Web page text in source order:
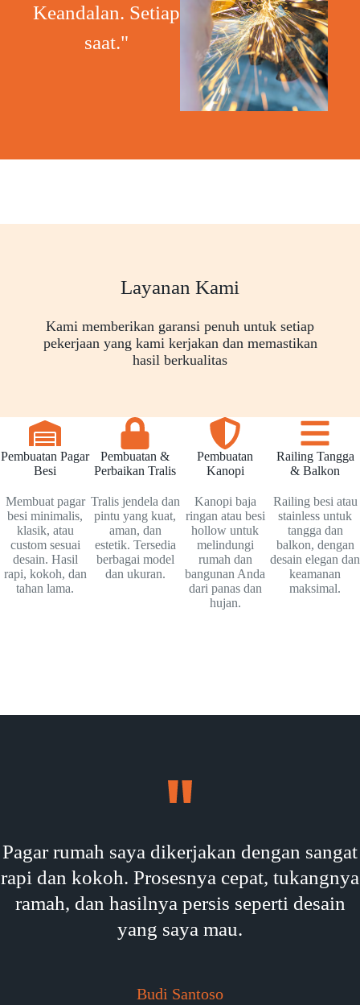
Keandalan. Setiap
saat."
Layanan Kami
Kami memberikan garansi penuh untuk setiap
pekerjaan yang kami kerjakan dan memastikan
hasil berkualitas
Pembuatan Pagar
Besi
Membuat pagar
besi minimalis,
klasik, atau
custom sesuai
desain. Hasil
rapi, kokoh, dan
tahan lama.
Pembuatan &
Perbaikan Tralis
Tralis jendela dan
pintu yang kuat,
aman, dan
estetik. Tersedia
berbagai model
dan ukuran.
Pembuatan
Kanopi
Kanopi baja
ringan atau besi
hollow untuk
melindungi
rumah dan
bangunan Anda
dari panas dan
hujan.
Railing Tangga
& Balkon
Railing besi atau
stainless untuk
tangga dan
balkon, dengan
desain elegan dan
keamanan
maksimal.
Pagar rumah saya dikerjakan dengan sangat
rapi dan kokoh. Prosesnya cepat, tukangnya
ramah, dan hasilnya persis seperti desain
yang saya mau.
Budi Santoso